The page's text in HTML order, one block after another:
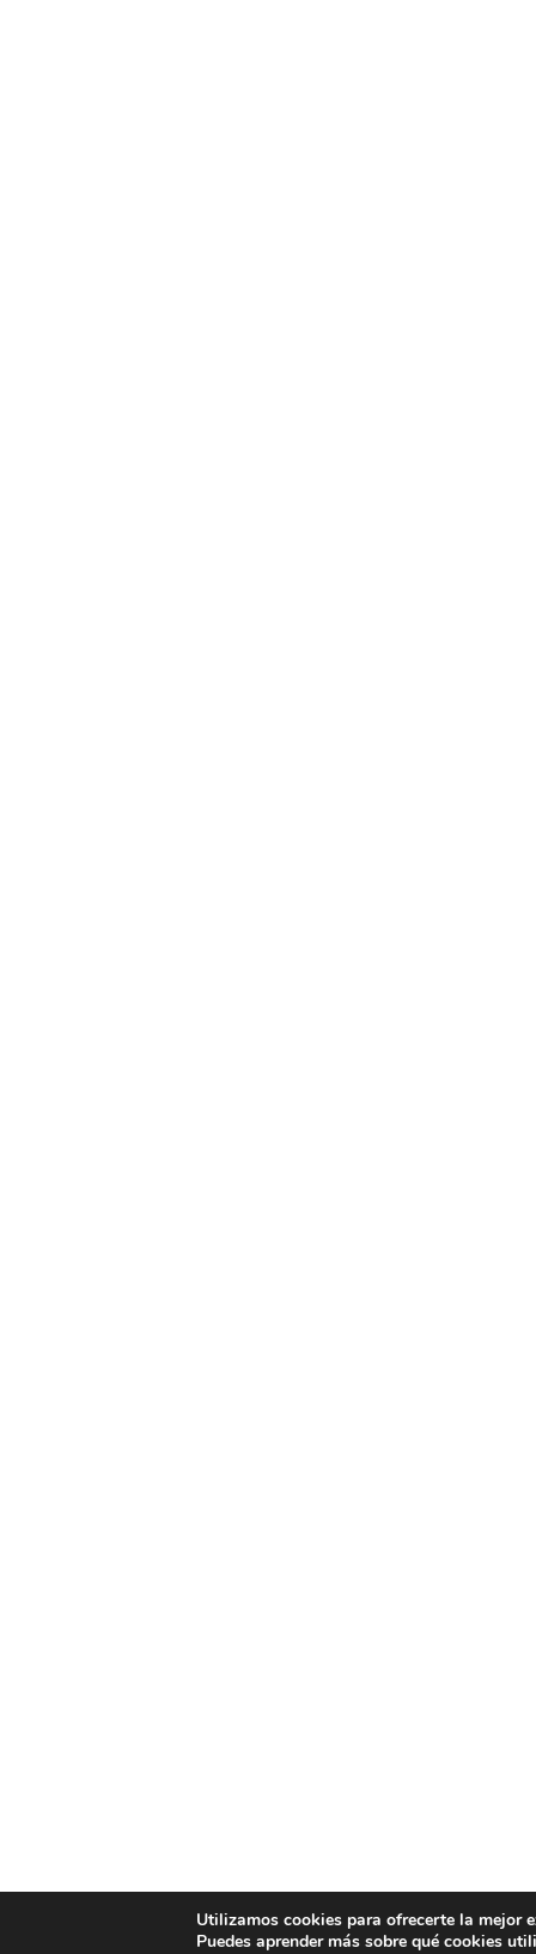
Utilizamos cookies para ofrecerte la mejor
Puedes aprender más sobre qué cookies